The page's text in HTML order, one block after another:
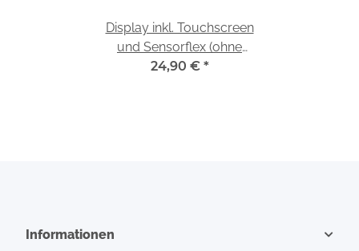
Display inkl. Touchscreen
und Sensorflex (ohne
Kamera) passend für
24,90 € *
Informationen